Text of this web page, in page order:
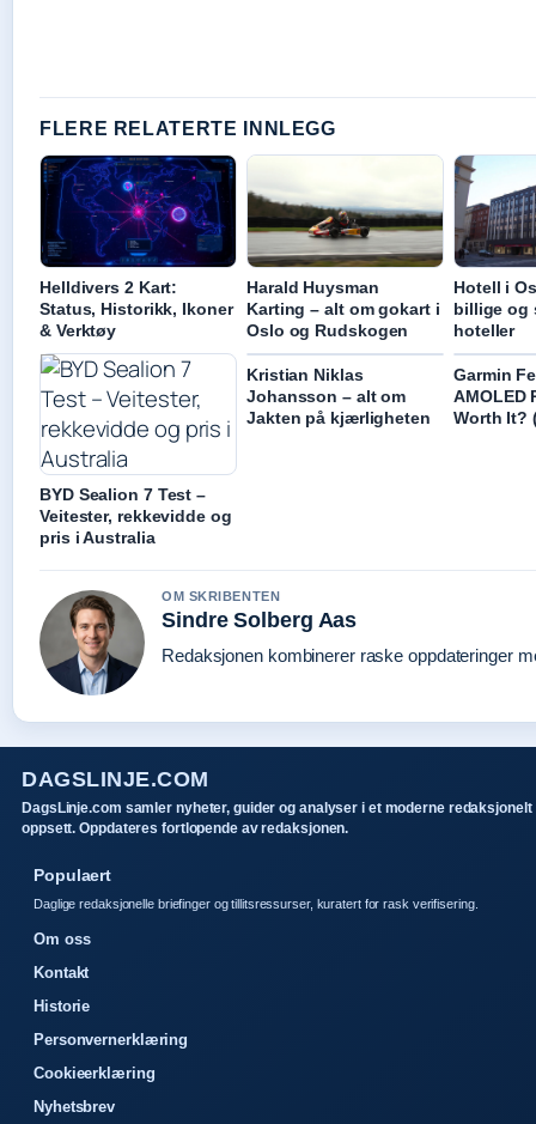
FLERE RELATERTE INNLEGG
Helldivers 2 Kart:
Status, Historikk, Ikoner
& Verktøy
Harald Huysman
Karting – alt om gokart i
Oslo og Rudskogen
Hotell i
billige og
hoteller
BYD Sealion 7 Test –
Veitester, rekkevidde og
pris i Australia
Kristian Niklas
Johansson – alt om
Jakten på kjærligheten
Garmin
AMOLED
Worth It?
OM SKRIBENTEN
Sindre Solberg Aas
Redaksjonen kombinerer raske oppdateringer
DAGSLINJE.COM
DagsLinje.com samler nyheter, guider og analyser i et moderne redaksjonelt
oppsett. Oppdateres fortlopende av redaksjonen.
Populaert
Daglige redaksjonelle briefinger og tillitsressurser, kuratert for rask verifisering.
Om oss
Kontakt
Historie
Personvernerklæring
Cookieerklæring
Nyhetsbrev